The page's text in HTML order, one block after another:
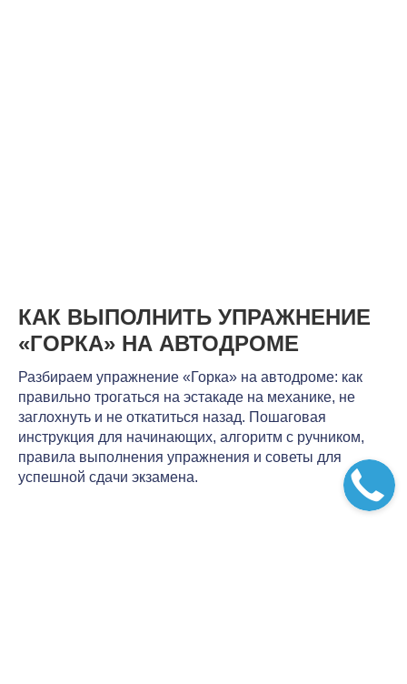
КАК ВЫПОЛНИТЬ УПРАЖНЕНИЕ
«ГОРКА» НА АВТОДРОМЕ
Разбираем упражнение «Горка» на автодроме: как
правильно трогаться на эстакаде на механике, не
заглохнуть и не откатиться назад. Пошаговая
инструкция для начинающих, алгоритм с ручником,
правила выполнения упражнения и советы для
успешной сдачи экзамена.